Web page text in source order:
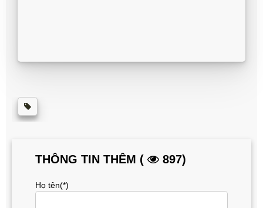
THÔNG TIN THÊM ( 897)
Họ tên(*)